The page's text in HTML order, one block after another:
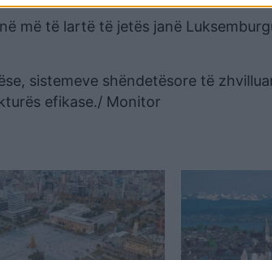
më të lartë të jetës janë
sistemeve shëndetësore të
efikase./ Monitor